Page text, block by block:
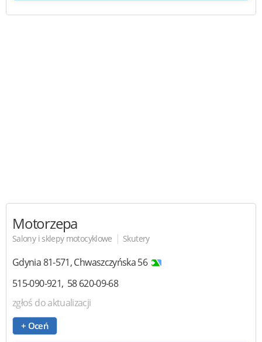
Motorzepa
Salony i sklepy motocyklowe | Skutery
Gdynia81-571,Chwaszczyńska 56
515-090-921 58 620-09-68
zgłoś do aktualizacji
+ Oceń